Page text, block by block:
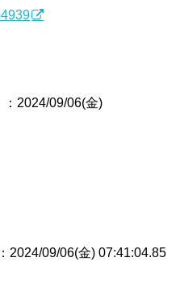
：2024/09/06(金)
：2024/09/06(金) 07:41:04.85